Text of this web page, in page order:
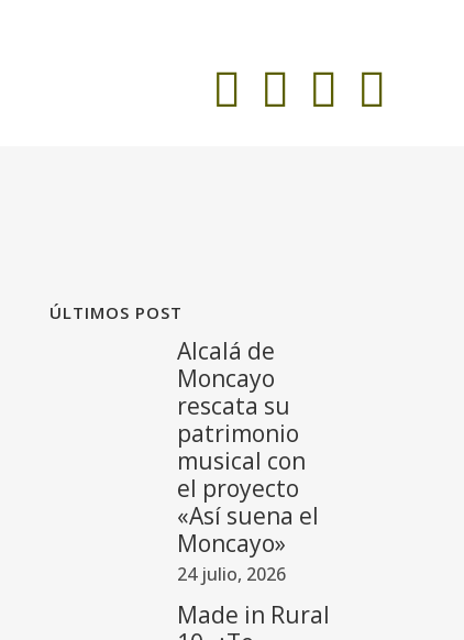
ÚLTIMOS POST
Alcalá de
Moncayo
rescata su
patrimonio
musical con
el proyecto
«Así suena el
Moncayo»
24 julio, 2026
Made in Rural